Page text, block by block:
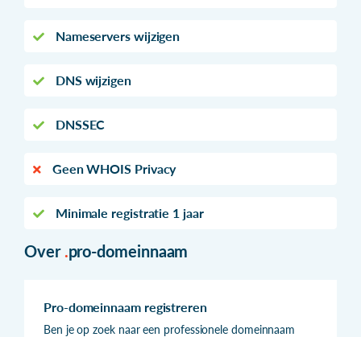
Nameservers wijzigen
DNS wijzigen
DNSSEC
Geen WHOIS Privacy
Minimale registratie 1 jaar
Over .pro-domeinnaam
Pro-domeinnaam registreren
Ben je op zoek naar een professionele domeinnaam